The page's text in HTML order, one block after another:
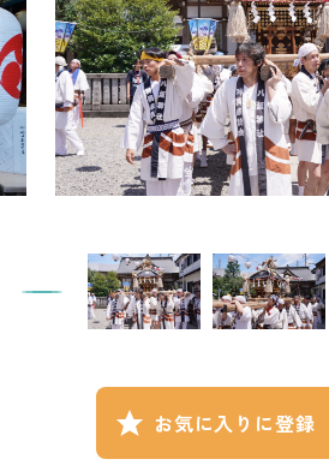
お気に入りに登録
ピックアップ
はじめての宇都宮
宇都宮市民ライター
記事
市民がおすすめ！餃
子店